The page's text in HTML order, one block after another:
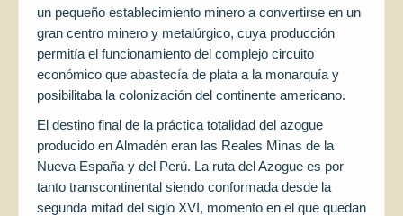
un pequeño establecimiento minero a convertirse en un
gran centro minero y metalúrgico, cuya producción
permitía el funcionamiento del complejo circuito
económico que abastecía de plata a la monarquía y
posibilitaba la colonización del continente americano.
El destino final de la práctica totalidad del azogue
producido en Almadén eran las Reales Minas de la
Nueva España y del Perú. La ruta del Azogue es por
tanto transcontinental siendo conformada desde la
segunda mitad del siglo XVI, momento en el que quedan